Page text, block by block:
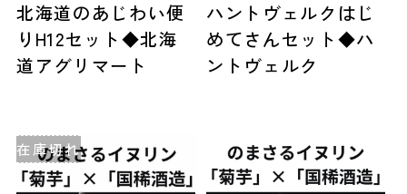
北海道のあじわい便
りH12セット◆北海
道アグリマート
ハントヴェルクはじ
めてさんセット◆ハ
ントヴェルク
在庫切れ